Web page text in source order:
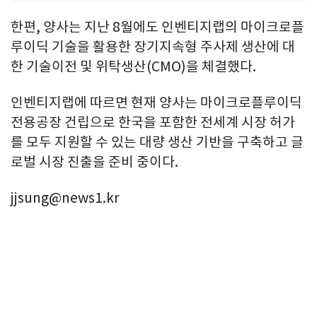
한편, 양사는 지난 8월에도 인벤티지랩의 마이크로플
루이딕 기술을 활용한 장기지속형 주사제 생산에 대
한 기술이전 및 위탁생산(CMO)을 체결했다.
인벤티지랩에 따르면 현재 양사는 마이크로플루이딕
전용공장 건립으로 한국을 포함한 전세계 시장 허가
를 모두 지원할 수 있는 대량 생산 기반을 구축하고 글
로벌 시장 진출을 준비 중이다.
jjsung@news1.kr